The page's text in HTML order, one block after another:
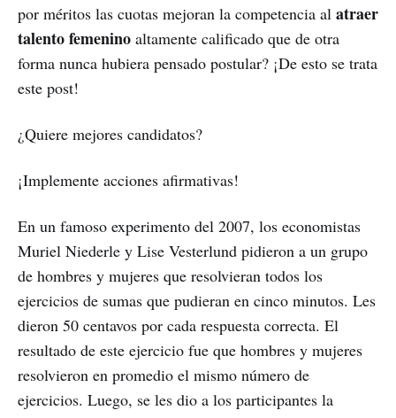
por méritos las cuotas mejoran la competencia al atraer
talento femenino altamente calificado que de otra
forma nunca hubiera pensado postular? ¡De esto se trata
este post!
¿Quiere mejores candidatos?
¡Implemente acciones afirmativas!
En un famoso experimento del 2007, los economistas
Muriel Niederle y Lise Vesterlund pidieron a un grupo
de hombres y mujeres que resolvieran todos los
ejercicios de sumas que pudieran en cinco minutos. Les
dieron 50 centavos por cada respuesta correcta. El
resultado de este ejercicio fue que hombres y mujeres
resolvieron en promedio el mismo número de
ejercicios. Luego, se les dio a los participantes la